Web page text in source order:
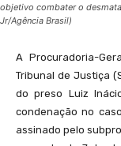
objetivo combater o
Jr/Agência Brasil)
A Procuradoria-
Tribunal de Justiça
do preso Luiz
condenação no
assinado pelo